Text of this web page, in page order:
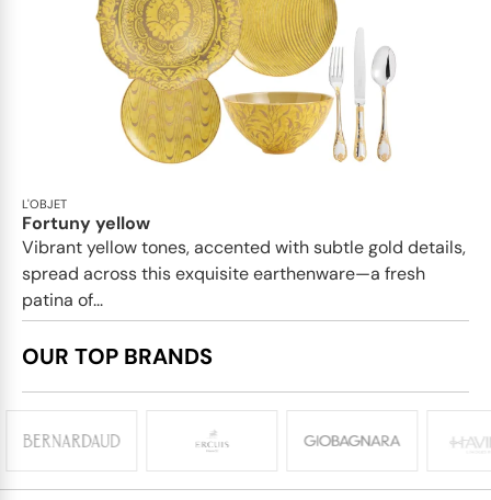
L'OBJET
Fortuny yellow
Vibrant yellow tones, accented with subtle gold details,
spread across this exquisite earthenware—a fresh
patina of...
OUR TOP BRANDS